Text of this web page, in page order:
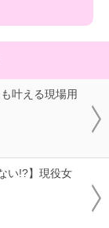
叶える現場用
い!?】現役女